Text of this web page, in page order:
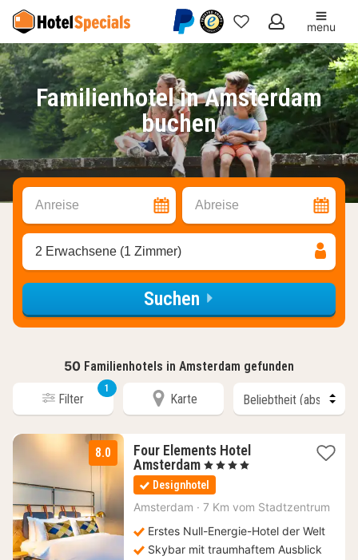
Meine
Favoriten
menu
Familienhotel in Amsterdam
buchen
Anreise Abreise
2 Erwachsene (1 Zimmer)
Suchen
50 Familienhotels in Amsterdam gefunden
Filter
1
Karte
8.0
Four Elements Hotel
Amsterdam 1
Nacht
ab
96,19
, 4 Sterne
Designhotel
Amsterdam · 7 Km vom Stadtzentrum
Erstes Null-Energie-Hotel der Welt
Skybar mit traumhaftem Ausblick